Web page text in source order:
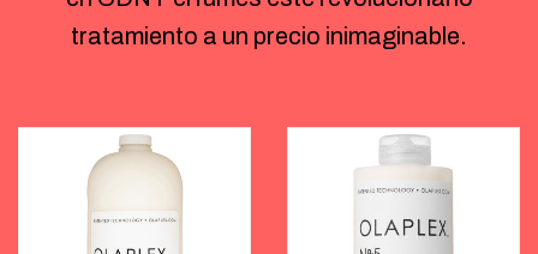
tratamiento a un precio inimaginable.